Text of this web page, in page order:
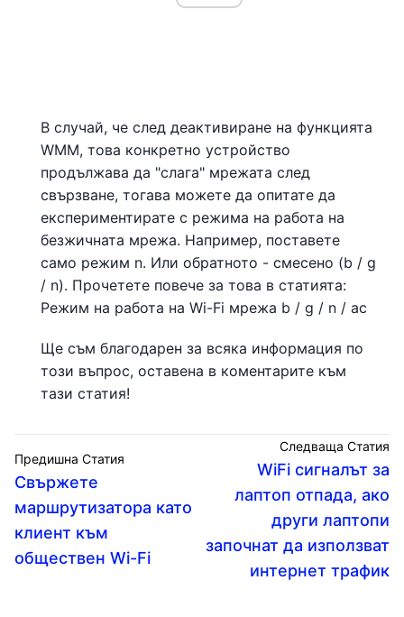
В случай, че след деактивиране на функцията
WMM, това конкретно устройство
продължава да "слага" мрежата след
свързване, тогава можете да опитате да
експериментирате с режима на работа на
безжичната мрежа. Например, поставете
само режим n. Или обратното - смесено (b / g
/ n). Прочетете повече за това в статията:
Режим на работа на Wi-Fi мрежа b / g / n / ac
Ще съм благодарен за всяка информация по
този въпрос, оставена в коментарите към
тази статия!
Предишна Статия
Свържете
маршрутизатора като
клиент към
обществен Wi-Fi
Следваща Статия
WiFi сигналът за
лаптоп отпада, ако
други лаптопи
започнат да използват
интернет трафик